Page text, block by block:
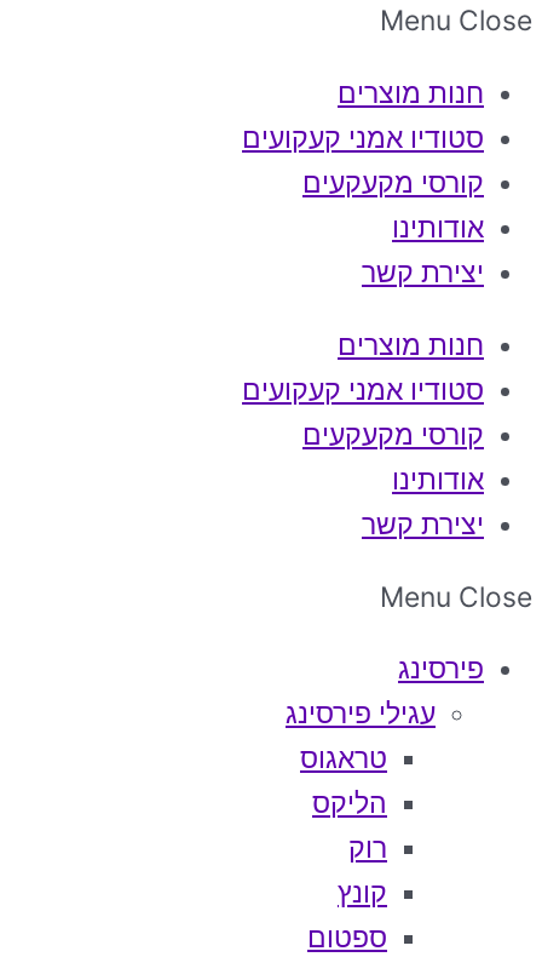
Menu Close
חנות מוצרים
סטודיו אמני קעקועים
קורסי מקעקעים
אודותינו
יצירת קשר
חנות מוצרים
סטודיו אמני קעקועים
קורסי מקעקעים
אודותינו
יצירת קשר
Menu Close
פירסינג
עגילי פירסינג
טראגוס
הליקס
רוק
קונץ
ספטום